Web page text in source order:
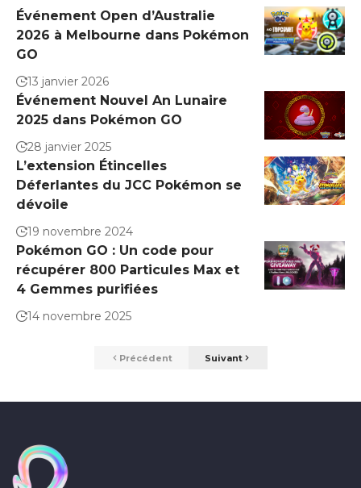
Événement Open d’Australie
2026 à Melbourne dans Pokémon
GO
13 janvier 2026
Événement Nouvel An Lunaire
2025 dans Pokémon GO
28 janvier 2025
L’extension Étincelles
Déferlantes du JCC Pokémon se
dévoile
19 novembre 2024
Pokémon GO : Un code pour
récupérer 800 Particules Max et
4 Gemmes purifiées
14 novembre 2025
Précédent Suivant